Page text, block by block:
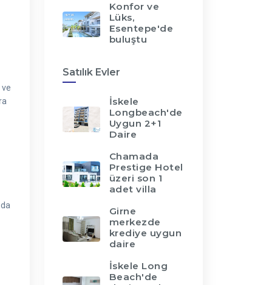
ve
Konfor ve
Lüks,
Esentepe'de
buluştu
Satılık Evler
İskele
Longbeach'de
Uygun 2+1
Daire
Chamada
Prestige Hotel
üzeri son 1
adet villa
Girne
merkezde
krediye uygun
daire
İskele Long
Beach'de